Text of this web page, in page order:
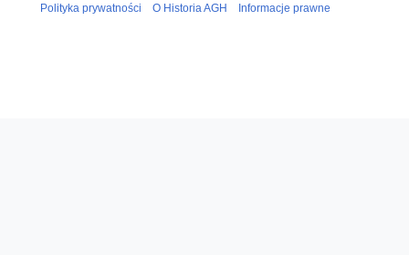
Polityka prywatności O Historia AGH Informacje prawne